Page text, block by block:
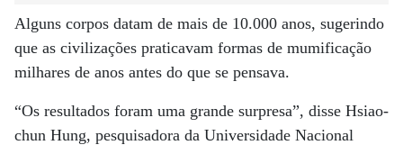
Alguns corpos datam de mais de 10.000 anos, sugerindo
que as civilizações praticavam formas de mumificação
milhares de anos antes do que se pensava.
“Os resultados foram uma grande surpresa”, disse Hsiao-
chun Hung, pesquisadora da Universidade Nacional